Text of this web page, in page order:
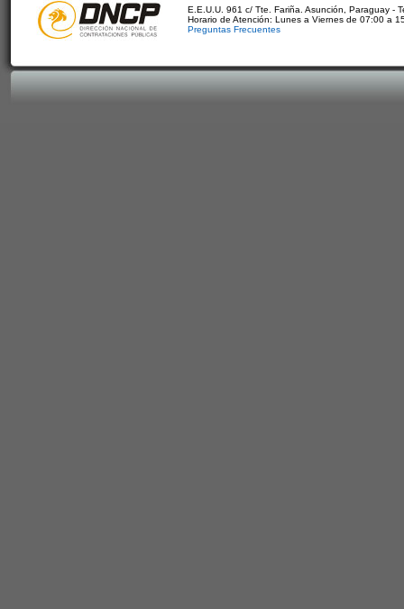
E.E.U.U. 961 c/ Tte. Fariña. Asunción, Paraguay -
Horario de Atención: Lunes a Viernes de 07:00 a
Preguntas Frecuentes